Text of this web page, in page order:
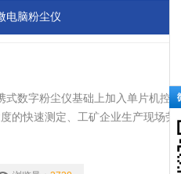
电脑粉尘仪
式数字粉尘仪基础上加入单片机控
的快速测定、工矿企业生产现场劳
器在全国各地使用，是同类测试仪